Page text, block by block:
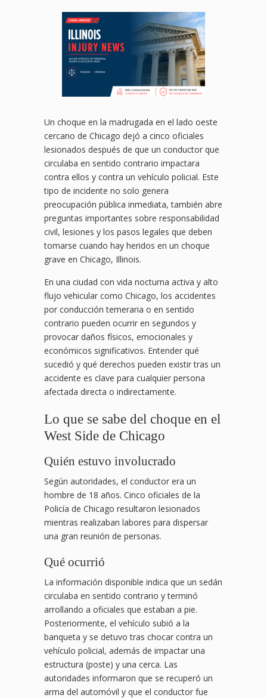
Un choque en la madrugada en el lado oeste
cercano de Chicago dejó a cinco oficiales
lesionados después de que un conductor que
circulaba en sentido contrario impactara
contra ellos y contra un vehículo policial. Este
tipo de incidente no solo genera
preocupación pública inmediata, también abre
preguntas importantes sobre responsabilidad
civil, lesiones y los pasos legales que deben
tomarse cuando hay heridos en un choque
grave en Chicago, Illinois.
En una ciudad con vida nocturna activa y alto
flujo vehicular como Chicago, los accidentes
por conducción temeraria o en sentido
contrario pueden ocurrir en segundos y
provocar daños físicos, emocionales y
económicos significativos. Entender qué
sucedió y qué derechos pueden existir tras un
accidente es clave para cualquier persona
afectada directa o indirectamente.
Lo que se sabe del choque en el
West Side de Chicago
Quién estuvo involucrado
Según autoridades, el conductor era un
hombre de 18 años. Cinco oficiales de la
Policía de Chicago resultaron lesionados
mientras realizaban labores para dispersar
una gran reunión de personas.
Qué ocurrió
La información disponible indica que un sedán
circulaba en sentido contrario y terminó
arrollando a oficiales que estaban a pie.
Posteriormente, el vehículo subió a la
banqueta y se detuvo tras chocar contra un
vehículo policial, además de impactar una
estructura (poste) y una cerca. Las
autoridades informaron que se recuperó un
arma del automóvil y que el conductor fue